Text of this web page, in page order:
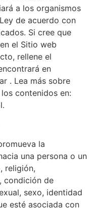
a los organismos
de acuerdo con
Si cree que
el Sitio web
rellene el
en
. Lea más sobre
contenidos en:
la
una persona o un
religión,
condición de
sexo, identidad
esté asociada con